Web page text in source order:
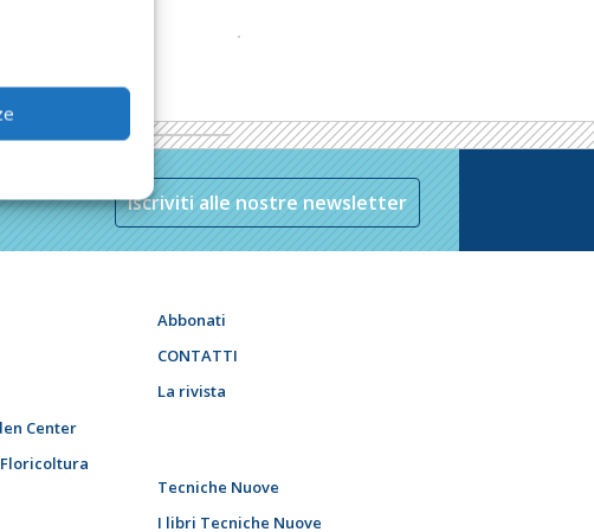
Iscriviti alle nostre newsletter
Center
Abbonati
CONTATTI
La rivista
Tecniche Nuove
I libri Tecniche Nuove